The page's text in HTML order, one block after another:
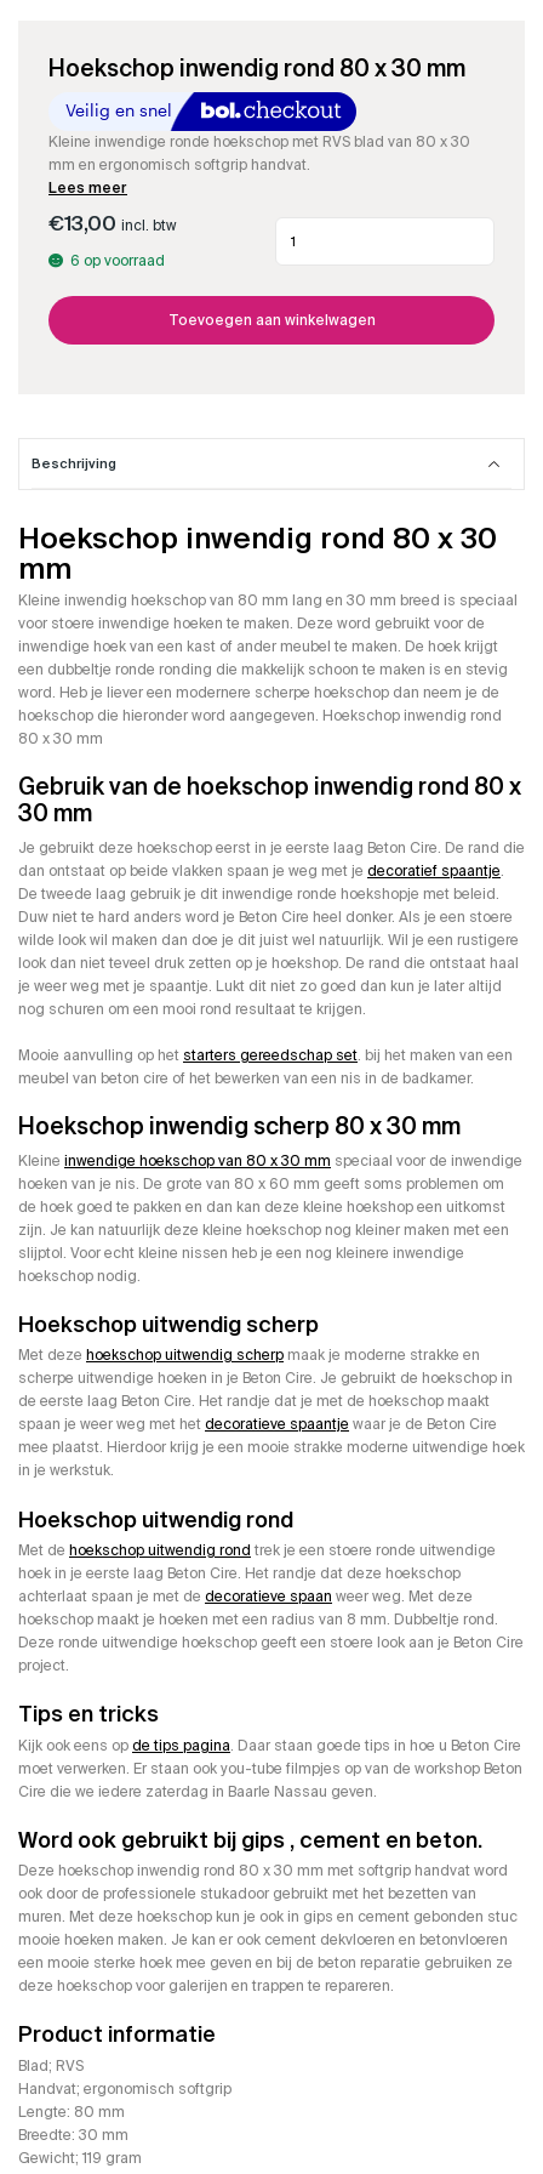
Hoekschop inwendig rond 80 x 30 mm
Kleine inwendige ronde hoekschop met RVS blad van 80 x 30
mm en ergonomisch softgrip handvat.
Lees meer
€13,00 incl. btw
6 op voorraad
inwendig
rond
30
mm
Toevoegen aan winkelwagen
Beschrijving
Hoekschop inwendig rond 80 x 30
mm
Kleine inwendig hoekschop van 80 mm lang en 30 mm breed is speciaal
voor stoere inwendige hoeken te maken. Deze word gebruikt voor de
inwendige hoek van een kast of ander meubel te maken. De hoek krijgt
een dubbeltje ronde ronding die makkelijk schoon te maken is en stevig
word. Heb je liever een modernere scherpe hoekschop dan neem je de
hoekschop die hieronder word aangegeven. Hoekschop inwendig rond
80 x 30 mm
Gebruik van de hoekschop inwendig rond 80 x
30 mm
Je gebruikt deze hoekschop eerst in je eerste laag Beton Cire. De rand die
dan ontstaat op beide vlakken spaan je weg met je decoratief spaantje.
De tweede laag gebruik je dit inwendige ronde hoekshopje met beleid.
Duw niet te hard anders word je Beton Cire heel donker. Als je een stoere
wilde look wil maken dan doe je dit juist wel natuurlijk. Wil je een rustigere
look dan niet teveel druk zetten op je hoekshop. De rand die ontstaat haal
je weer weg met je spaantje. Lukt dit niet zo goed dan kun je later altijd
nog schuren om een mooi rond resultaat te krijgen.
Mooie aanvulling op het starters gereedschap set. bij het maken van een
meubel van beton cire of het bewerken van een nis in de badkamer.
Hoekschop inwendig scherp 80 x 30 mm
Kleine inwendige hoekschop van 80 x 30 mm speciaal voor de inwendige
hoeken van je nis. De grote van 80 x 60 mm geeft soms problemen om
de hoek goed te pakken en dan kan deze kleine hoekshop een uitkomst
zijn. Je kan natuurlijk deze kleine hoekschop nog kleiner maken met een
slijptol. Voor echt kleine nissen heb je een nog kleinere inwendige
hoekschop nodig.
Hoekschop uitwendig scherp
Met deze hoekschop uitwendig scherp maak je moderne strakke en
scherpe uitwendige hoeken in je Beton Cire. Je gebruikt de hoekschop in
de eerste laag Beton Cire. Het randje dat je met de hoekschop maakt
spaan je weer weg met hetdecoratieve spaantje waar je de Beton Cire
mee plaatst. Hierdoor krijg je een mooie strakke moderne uitwendige hoek
in je werkstuk.
Hoekschop uitwendig rond
Met de hoekschop uitwendig rondtrek je een stoere ronde uitwendige
hoek in je eerste laag Beton Cire. Het randje dat deze hoekschop
achterlaat spaan je met de decoratieve spaan weer weg. Met deze
hoekschop maakt je hoeken met een radius van 8 mm. Dubbeltje rond.
Deze ronde uitwendige hoekschop geeft een stoere look aan je Beton Cire
project.
Tips en tricks
Kijk ook eens opde tips pagina. Daar staan goede tips in hoe u Beton Cire
moet verwerken. Er staan ook you-tube filmpjes op van de workshop Beton
Cire die we iedere zaterdag in Baarle Nassau geven.
Word ook gebruikt bij gips , cement en beton.
Deze hoekschop inwendig rond 80 x 30 mm met softgrip handvat word
ook door de professionele stukadoor gebruikt met het bezetten van
muren. Met deze hoekschop kun je ook in gips en cement gebonden stuc
mooie hoeken maken. Je kan er ook cement dekvloeren en betonvloeren
een mooie sterke hoek mee geven en bij de beton reparatie gebruiken ze
deze hoekschop voor galerijen en trappen te repareren.
Product informatie
Blad; RVS
Handvat; ergonomisch softgrip
Lengte: 80 mm
Breedte: 30 mm
Gewicht; 119 gram